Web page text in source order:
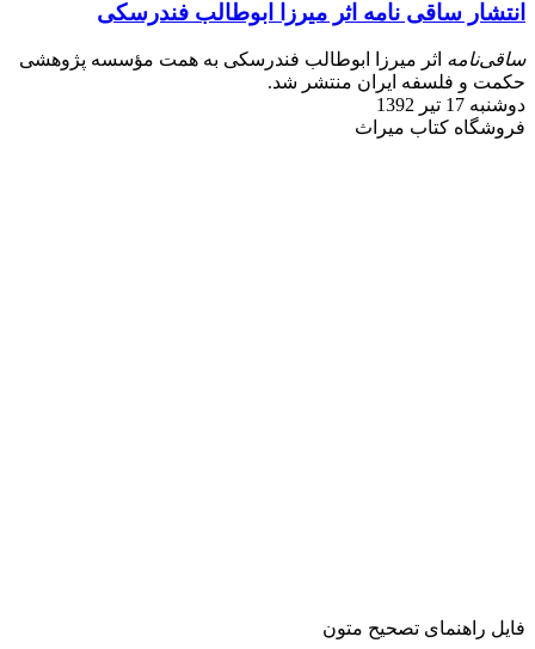
انتشار ساقی ‌نامه اثر میرزا ابوطالب فندرسکی
ساقی‌نامه اثر میرزا ابوطالب فندرسکی به همت مؤسسه پژوهشی
حکمت و فلسفه ایران منتشر شد.
دوشنبه 17 تیر 1392
فروشگاه کتاب میراث
فایل راهنمای تصحیح متون